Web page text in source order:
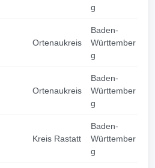
g
Ortenaukreis
Baden-
Württember
g
Ortenaukreis
Baden-
Württember
g
Kreis Rastatt
Baden-
Württember
g